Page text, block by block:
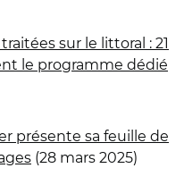
sur le littoral : 21
le programme dédié
présente sa feuille de
(28 mars 2025)